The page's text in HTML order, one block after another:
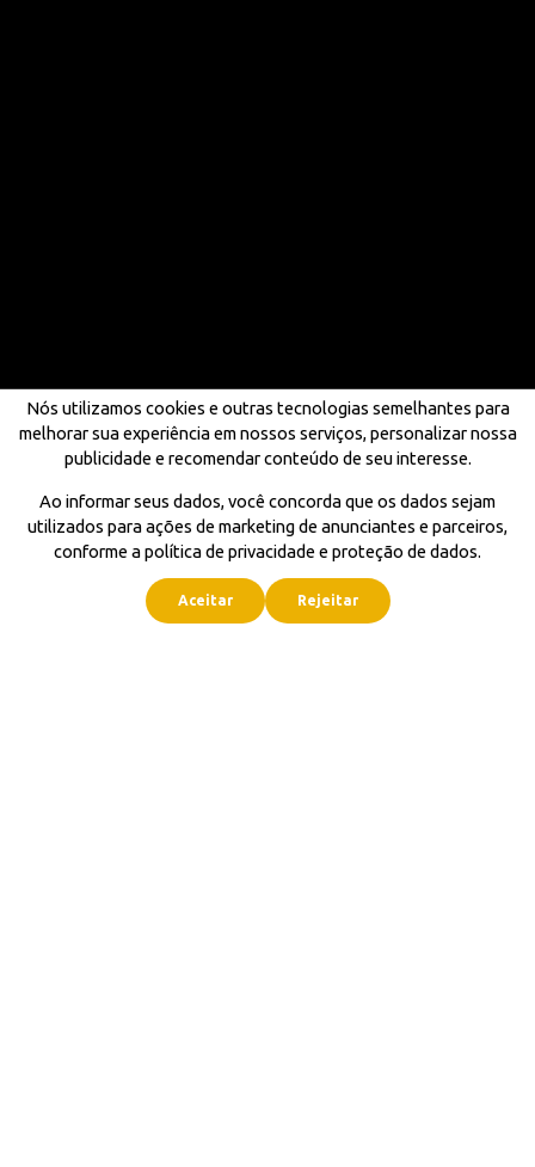
Nós utilizamos cookies e outras tecnologias semelhantes para
melhorar sua experiência em nossos serviços, personalizar nossa
publicidade e recomendar conteúdo de seu interesse.
Ao informar seus dados, você concorda que os dados sejam
utilizados para ações de marketing de anunciantes e parceiros,
conforme a política de privacidade e proteção de dados.
Aceitar Rejeitar